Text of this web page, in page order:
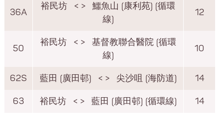
36A
裕民坊 < >
鱷魚山 (康利苑) (循環
線)
12
50
裕民坊 < >
基督教聯合醫院 (循環
線)
10
62S 藍田 (廣田邨) < > 尖沙咀 (海防道) 14
63 裕民坊 < > 藍田 (廣田邨) (循環線) 14